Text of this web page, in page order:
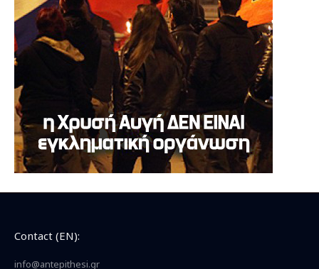
Contact (EN):
info@antepithesi.gr